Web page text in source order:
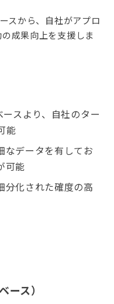
スから、自社がアプロ
成果向上を支援しま
スより、自社のター
能
なデータを有してお
可能
分化された確度の高
ース）